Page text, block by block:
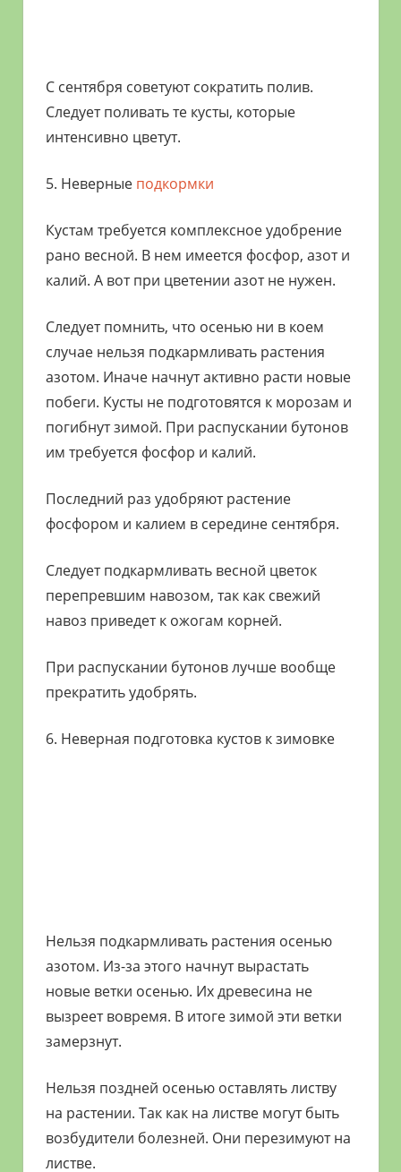
С сентября советуют сократить полив.
Следует поливать те кусты, которые
интенсивно цветут.
5. Неверные подкормки
Кустам требуется комплексное удобрение
рано весной. В нем имеется фосфор, азот и
калий. А вот при цветении азот не нужен.
Следует помнить, что осенью ни в коем
случае нельзя подкармливать растения
азотом. Иначе начнут активно расти новые
побеги. Кусты не подготовятся к морозам и
погибнут зимой. При распускании бутонов
им требуется фосфор и калий.
Последний раз удобряют растение
фосфором и калием в середине сентября.
Следует подкармливать весной цветок
перепревшим навозом, так как свежий
навоз приведет к ожогам корней.
При распускании бутонов лучше вообще
прекратить удобрять.
6. Неверная подготовка кустов к зимовке
Нельзя подкармливать растения осенью
азотом. Из-за этого начнут вырастать
новые ветки осенью. Их древесина не
вызреет вовремя. В итоге зимой эти ветки
замерзнут.
Нельзя поздней осенью оставлять листву
на растении. Так как на листве могут быть
возбудители болезней. Они перезимуют на
листве.